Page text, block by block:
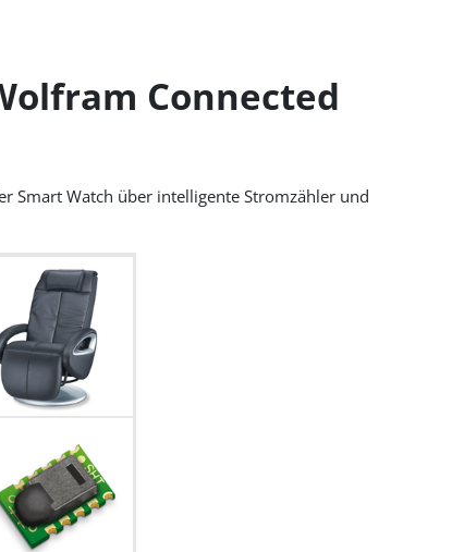
Connected
Smart Watch über intelligente Stromzähler und